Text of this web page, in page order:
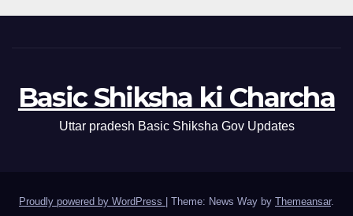
Basic Shiksha ki Charcha
Uttar pradesh Basic Shiksha Gov Updates
Proudly powered by WordPress | Theme: News Way by Themeansar.